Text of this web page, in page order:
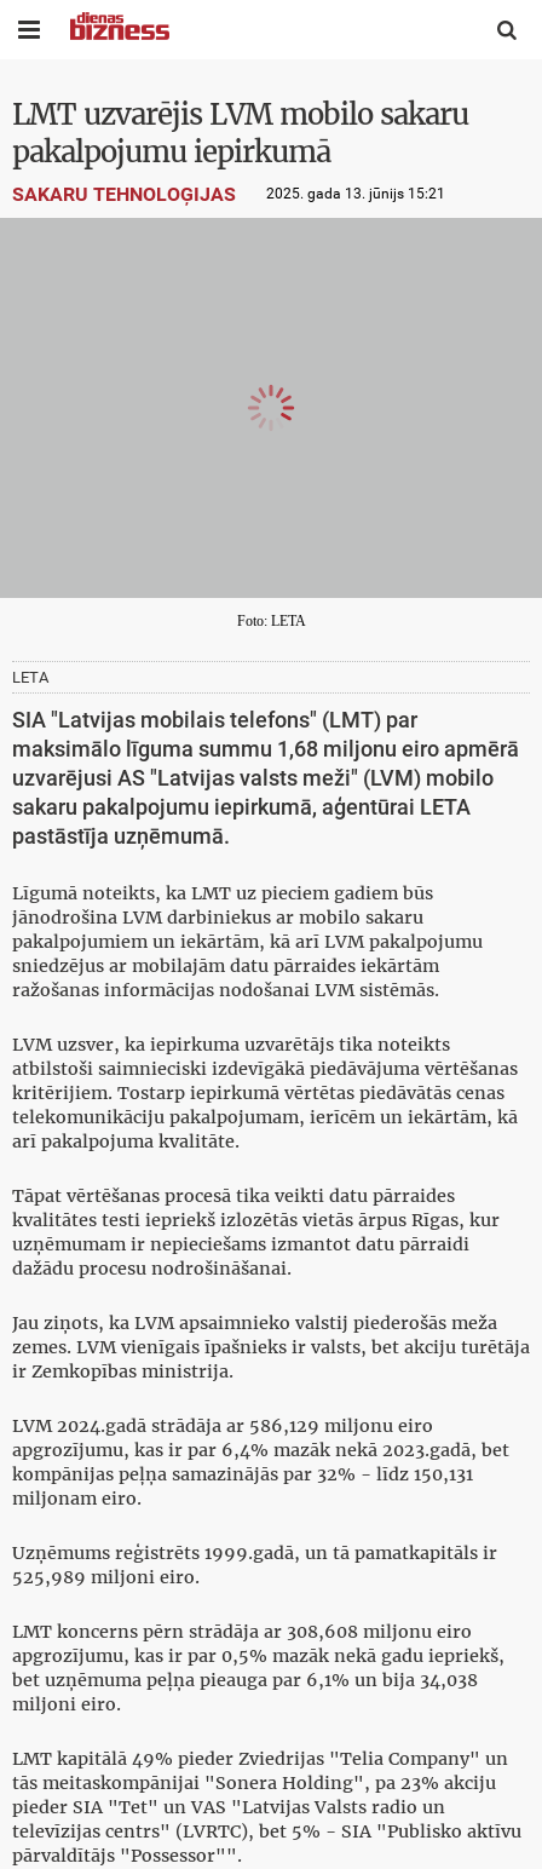
 
LMT uzvarējis LVM mobilo sakaru
pakalpojumu iepirkumā
SAKARU TEHNOLOĢIJAS 2025. gada 13. jūnijs 15:21
Foto: LETA
LETA
SIA "Latvijas mobilais telefons" (LMT) par
maksimālo līguma summu 1,68 miljonu eiro apmērā
uzvarējusi AS "Latvijas valsts meži" (LVM) mobilo
sakaru pakalpojumu iepirkumā, aģentūrai LETA
pastāstīja uzņēmumā.
Līgumā noteikts, ka LMT uz pieciem gadiem būs
jānodrošina LVM darbiniekus ar mobilo sakaru
pakalpojumiem un iekārtām, kā arī LVM pakalpojumu
sniedzējus ar mobilajām datu pārraides iekārtām
ražošanas informācijas nodošanai LVM sistēmās.
LVM uzsver, ka iepirkuma uzvarētājs tika noteikts
atbilstoši saimnieciski izdevīgākā piedāvājuma vērtēšanas
kritērijiem. Tostarp iepirkumā vērtētas piedāvātās cenas
telekomunikāciju pakalpojumam, ierīcēm un iekārtām, kā
arī pakalpojuma kvalitāte.
Tāpat vērtēšanas procesā tika veikti datu pārraides
kvalitātes testi iepriekš izlozētās vietās ārpus Rīgas, kur
uzņēmumam ir nepieciešams izmantot datu pārraidi
dažādu procesu nodrošināšanai.
Jau ziņots, ka LVM apsaimnieko valstij piederošās meža
zemes. LVM vienīgais īpašnieks ir valsts, bet akciju turētāja
ir Zemkopības ministrija.
LVM 2024.gadā strādāja ar 586,129 miljonu eiro
apgrozījumu, kas ir par 6,4% mazāk nekā 2023.gadā, bet
kompānijas peļņa samazinājās par 32% - līdz 150,131
miljonam eiro.
Uzņēmums reģistrēts 1999.gadā, un tā pamatkapitāls ir
525,989 miljoni eiro.
LMT koncerns pērn strādāja ar 308,608 miljonu eiro
apgrozījumu, kas ir par 0,5% mazāk nekā gadu iepriekš,
bet uzņēmuma peļņa pieauga par 6,1% un bija 34,038
miljoni eiro.
LMT kapitālā 49% pieder Zviedrijas "Telia Company" un
tās meitaskompānijai "Sonera Holding", pa 23% akciju
pieder SIA "Tet" un VAS "Latvijas Valsts radio un
televīzijas centrs" (LVRTC), bet 5% - SIA "Publisko aktīvu
pārvaldītājs "Possessor"".